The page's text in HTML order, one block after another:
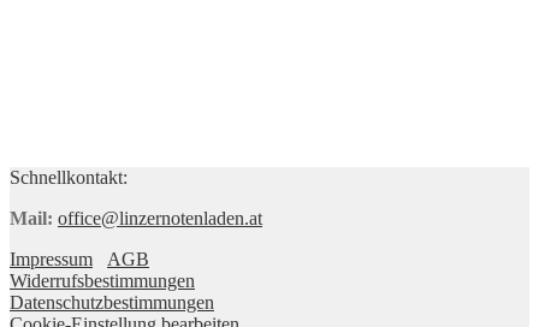
Schnellkontakt:
Mail: office@linzernotenladen.at
Impressum
AGB
Widerrufsbestimmungen
Datenschutzbestimmungen